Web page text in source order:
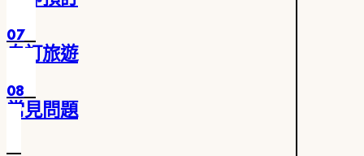
07
自訂旅遊
08
常見問題